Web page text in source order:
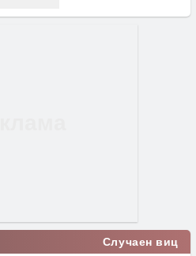
Случаен виц